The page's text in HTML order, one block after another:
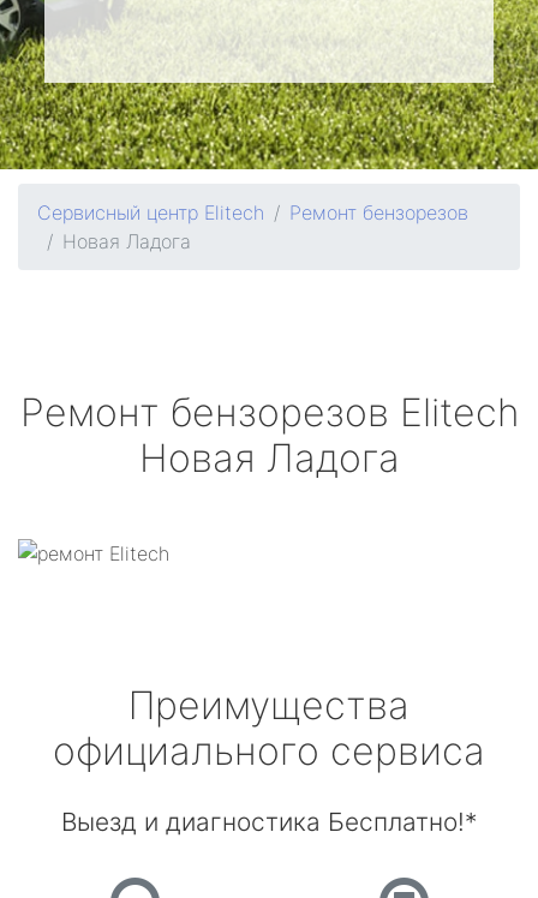
Сервисный центр Elitech
Ремонт бензорезов
Новая Ладога
Ремонт бензорезов Elitech
Новая Ладога
Преимущества
официального сервиса
Выезд и диагностика Бесплатно!*